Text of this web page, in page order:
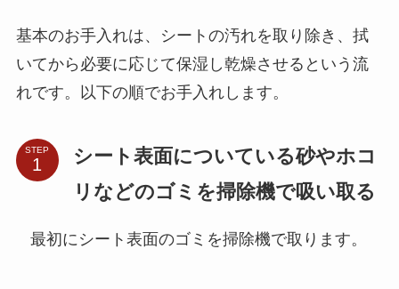
基本のお手入れは、シートの汚れを取り除き、拭
いてから必要に応じて保湿し乾燥させるという流
れです。以下の順でお手入れします。
STEP
シート表面についている砂やホコ
リなどのゴミを掃除機で吸い取る
最初にシート表面のゴミを掃除機で取ります。